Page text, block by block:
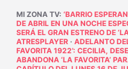
MI ZONA TV: ‘BARRIO
DE ABRIL EN UNA NOCHE
SERÁ EL GRAN ESTRENO DE
ATRESPLAYER· ADELANTO
FAVORITA 1922’: CECILIA,
ABANDONA ‘LA FAVORITA’